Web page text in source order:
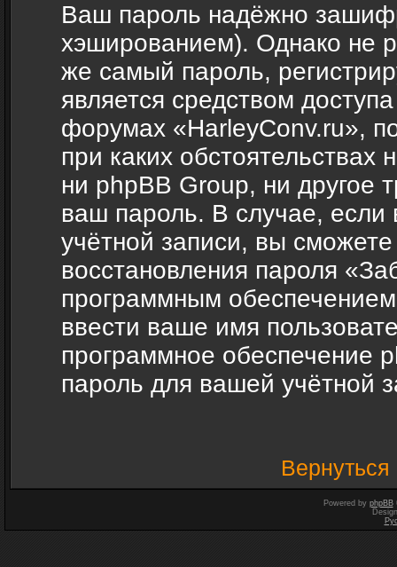
Ваш пароль надёжно
хэшированием). Однако не
же самый пароль,
является средством
форумах «HarleyConv.ru»,
при каких обстоятельствах
ни phpBB Group, ни другое
ваш пароль. В случае,
учётной записи, вы
восстановления пароля
программным
ввести ваше имя
программное обеспечение
пароль для вашей учётной
Powered by phpBB